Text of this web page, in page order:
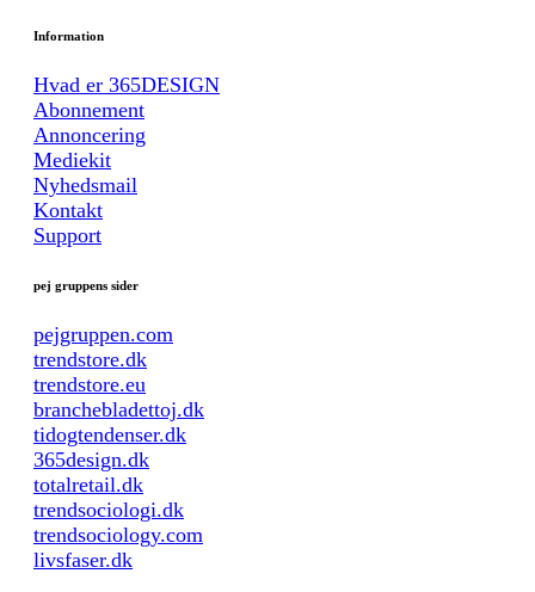
Information
Hvad er 365DESIGN
Abonnement
Annoncering
Mediekit
Nyhedsmail
Kontakt
Support
pej gruppens sider
pejgruppen.com
trendstore.dk
trendstore.eu
branchebladettoj.dk
tidogtendenser.dk
365design.dk
totalretail.dk
trendsociologi.dk
trendsociology.com
livsfaser.dk